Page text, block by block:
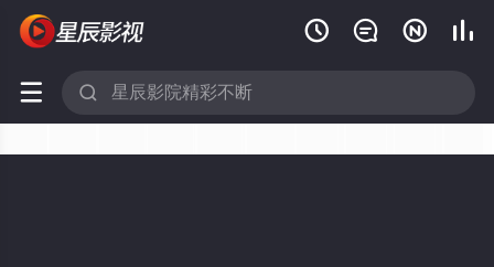
   
 